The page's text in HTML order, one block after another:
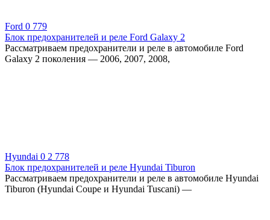
Ford 0 779
Блок предохранителей и реле Ford Galaxy 2
Рассматриваем предохранители и реле в автомобиле Ford
Galaxy 2 поколения — 2006, 2007, 2008,
Hyundai 0 2 778
Блок предохранителей и реле Hyundai Tiburon
Рассматриваем предохранители и реле в автомобиле Hyundai
Tiburon (Hyundai Coupe и Hyundai Tuscani) —